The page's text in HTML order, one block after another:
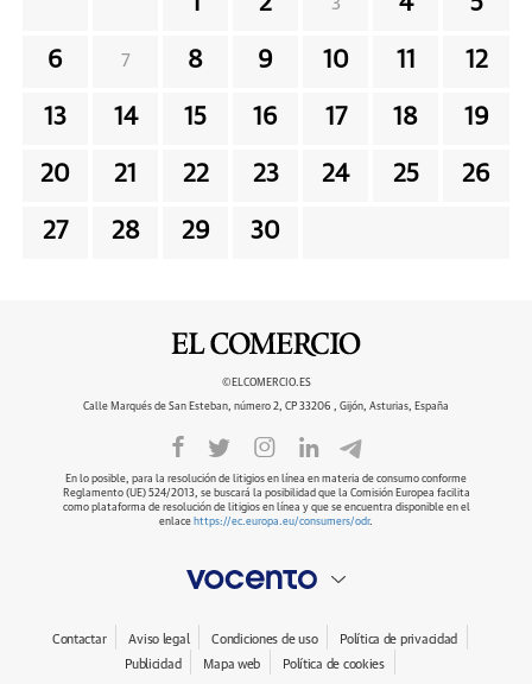
3
6 7 8 9 10 11 12
13 14 15 16 17 18 19
20 21 22 23 24 25 26
27 28 29 30
©ELCOMERCIO.ES
Calle Marqués de San Esteban, número 2, CP 33206 , Gijón, Asturias, España
En lo posible, para la resolución de litigios en línea en materia de consumo conforme
Reglamento (UE) 524/2013, se buscará la posibilidad que la Comisión Europea facilita
como plataforma de resolución de litigios en línea y que se encuentra disponible en el
enlace https://ec.europa.eu/consumers/odr.
Contactar Aviso legal Condiciones de uso
Política de privacidad
Publicidad
Mapa web Política de cookies